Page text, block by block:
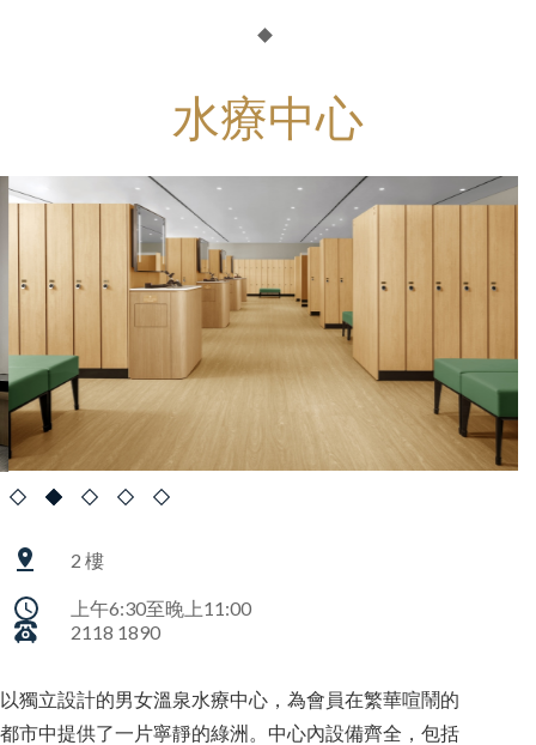
水療中心
2 樓
上午6:30至晚上11:00
2118 1890
以獨立設計的男女溫泉水療中心，為會員在繁華喧鬧的
都市中提供了一片寧靜的綠洲。中心內設備齊全，包括